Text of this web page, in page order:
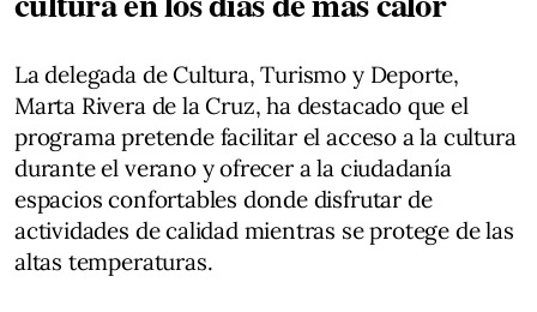
La delegada de Cultura, Turismo y Deporte,
Marta Rivera de la Cruz, ha destacado que el
programa pretende facilitar el acceso a la cultura
durante el verano y ofrecer a la ciudadanía
espacios confortables donde disfrutar de
actividades de calidad mientras se protege de las
altas temperaturas.